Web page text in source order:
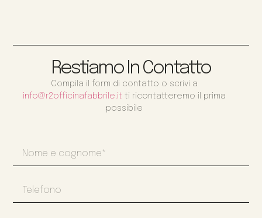
Restiamo In Contatto
Compila il form di contatto o scrivi a
info@r2officinafabbrile.it ti ricontatteremo il prima
possibile